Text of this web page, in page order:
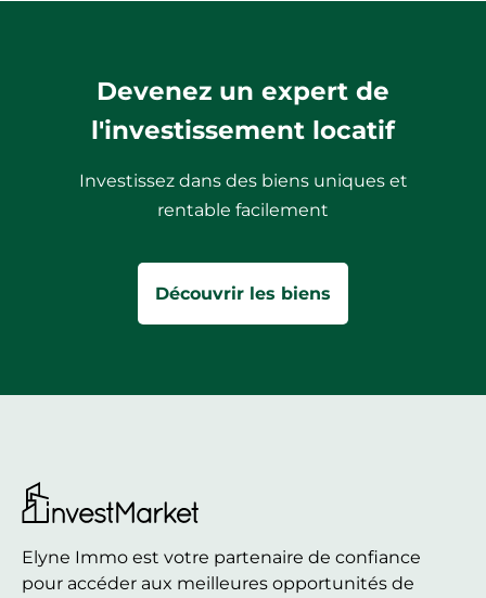
Devenez un expert de
l'investissement locatif
Investissez dans des biens uniques et
rentable facilement
Découvrir les biens
Elyne Immo est votre partenaire de confiance
pour accéder aux meilleures opportunités de